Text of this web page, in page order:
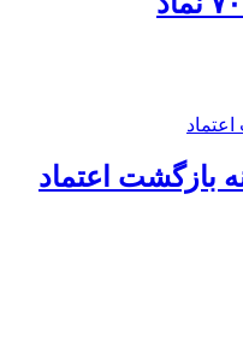
بازگشت اعتماد